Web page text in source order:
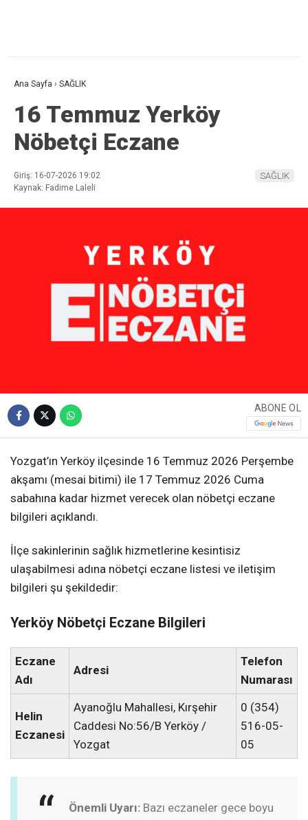
Ana Sayfa › SAĞLIK
16 Temmuz Yerköy
Nöbetçi Eczane
Giriş: 16-07-2026 19:02
Kaynak: Fadime Laleli
SAĞLIK
ABONE OL
Yozgat’ın Yerköy ilçesinde 16 Temmuz 2026 Perşembe
akşamı (mesai bitimi) ile 17 Temmuz 2026 Cuma
sabahına kadar hizmet verecek olan nöbetçi eczane
bilgileri açıklandı.
İlçe sakinlerinin sağlık hizmetlerine kesintisiz
ulaşabilmesi adına nöbetçi eczane listesi ve iletişim
bilgileri şu şekildedir:
Yerköy Nöbetçi Eczane Bilgileri
Eczane
Adı
Adresi
Telefon
Numarası
Helin
Eczanesi
Ayanoğlu Mahallesi, Kırşehir
Caddesi No:56/B Yerköy /
Yozgat
0 (354)
516-05-
05
Önemli Uyarı: Bazı eczaneler gece boyu